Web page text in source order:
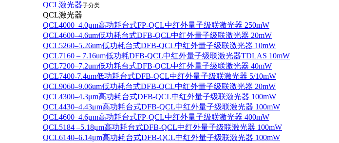
QCL激光器子分类
QCL激光器
QCL4000–4.0μm高功耗台式FP-QCL中红外量子级联激光器 250mW
QCL4600–4.6um低功耗台式DFB-QCL中红外量子级联激光器 20mW
QCL5260–5.26um低功耗台式DFB-QCL中红外量子级联激光器 10mW
QCL7160 – 7.16um低功耗DFB-QCL中红外量子级联激光器TDLAS 10mW
QCL7200–7.2um低功耗台式DFB-QCL中红外量子级联激光器 40mW
QCL7400-7.4um低功耗台式DFB-QCL中红外量子级联激光器 5/10mW
QCL9060–9.06um低功耗台式DFB-QCL中红外量子级联激光器 20mW
QCL4300–4.3μm高功耗台式DFB-QCL中红外量子级联激光器 100mW
QCL4430–4.43μm高功耗台式DFB-QCL中红外量子级联激光器 100mW
QCL4600–4.6μm高功耗台式FP-QCL中红外量子级联激光器 400mW
QCL5184 –5.18μm高功耗台式DFB-QCL中红外量子级联激光器 100mW
QCL6140–6.14μm高功耗台式DFB-QCL中红外量子级联激光器 100mW